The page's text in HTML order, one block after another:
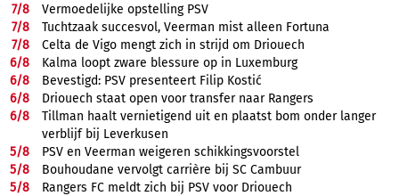
7/8
Vermoedelijke opstelling PSV
7/8
Tuchtzaak succesvol, Veerman mist alleen Fortuna
7/8
Celta de Vigo mengt zich in strijd om Driouech
6/8
Kalma loopt zware blessure op in Luxemburg
6/8
Bevestigd: PSV presenteert Filip Kostić
6/8
Driouech staat open voor transfer naar Rangers
6/8
Tillman haalt vernietigend uit en plaatst bom onder langer
verblijf bij Leverkusen
5/8
PSV en Veerman weigeren schikkingsvoorstel
5/8
Bouhoudane vervolgt carrière bij SC Cambuur
5/8
Rangers FC meldt zich bij PSV voor Driouech